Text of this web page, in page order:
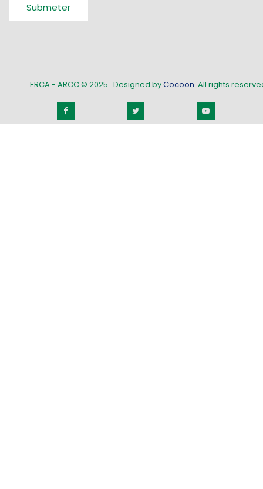
Submeter
ERCA - ARCC © 2025 . Designed byCocoon. All rights